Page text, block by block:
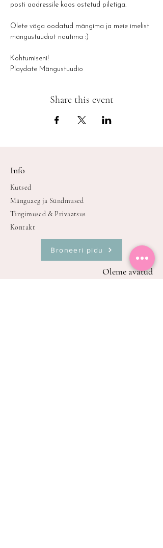
posti aadressile koos ostetud piletiga.
Olete väga oodatud mängima ja meie imelist
mängustuudiot nautima :)
Kohtumiseni!
Playdate Mängustuudio
Share this event
Info
Kutsed
Mänguaeg ja Sündmused
Tingimused & Privaatsus
Kontakt
Broneeri pidu
Oleme avatud